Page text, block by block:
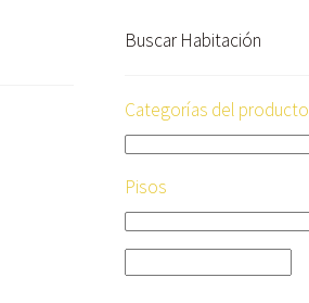
Buscar Habitación
Categorías del producto
Pisos